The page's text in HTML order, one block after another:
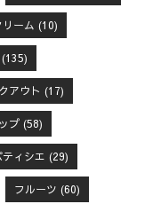
リーム (10)
(135)
アウト (17)
プ(58)
ティシエ (29)
フルーツ (60)